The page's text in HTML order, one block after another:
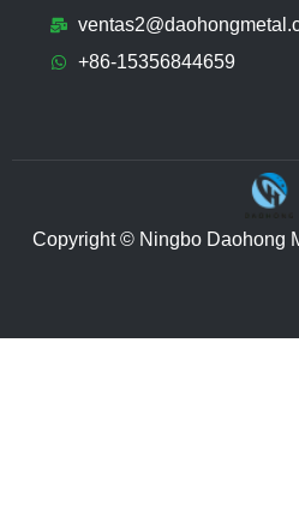
+86-15356844659
Copyright © Ningbo Daohong